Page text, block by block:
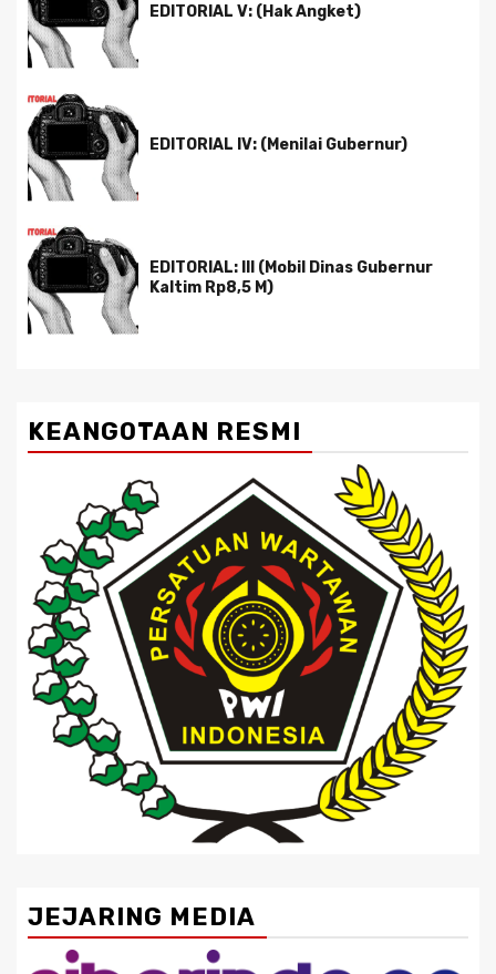
EDITORIAL V: (Hak Angket)
EDITORIAL IV: (Menilai Gubernur)
EDITORIAL: III (Mobil Dinas Gubernur
Kaltim Rp8,5 M)
KEANGOTAAN RESMI
JEJARING MEDIA